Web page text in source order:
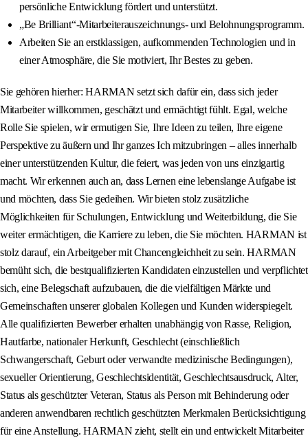
persönliche Entwicklung fördert und unterstützt.
„Be Brilliant“-Mitarbeiterauszeichnungs- und Belohnungsprogramm.
Arbeiten Sie an erstklassigen, aufkommenden Technologien und in
einer Atmosphäre, die Sie motiviert, Ihr Bestes zu geben.
Sie gehören hierher: HARMAN setzt sich dafür ein, dass sich jeder
Mitarbeiter willkommen, geschätzt und ermächtigt fühlt. Egal, welche
Rolle Sie spielen, wir ermutigen Sie, Ihre Ideen zu teilen, Ihre eigene
Perspektive zu äußern und Ihr ganzes Ich mitzubringen – alles innerhalb
einer unterstützenden Kultur, die feiert, was jeden von uns einzigartig
macht. Wir erkennen auch an, dass Lernen eine lebenslange Aufgabe ist
und möchten, dass Sie gedeihen. Wir bieten stolz zusätzliche
Möglichkeiten für Schulungen, Entwicklung und Weiterbildung, die Sie
weiter ermächtigen, die Karriere zu leben, die Sie möchten. HARMAN ist
stolz darauf, ein Arbeitgeber mit Chancengleichheit zu sein. HARMAN
bemüht sich, die bestqualifizierten Kandidaten einzustellen und verpflichtet
sich, eine Belegschaft aufzubauen, die die vielfältigen Märkte und
Gemeinschaften unserer globalen Kollegen und Kunden widerspiegelt.
Alle qualifizierten Bewerber erhalten unabhängig von Rasse, Religion,
Hautfarbe, nationaler Herkunft, Geschlecht (einschließlich
Schwangerschaft, Geburt oder verwandte medizinische Bedingungen),
sexueller Orientierung, Geschlechtsidentität, Geschlechtsausdruck, Alter,
Status als geschützter Veteran, Status als Person mit Behinderung oder
anderen anwendbaren rechtlich geschützten Merkmalen Berücksichtigung
für eine Anstellung. HARMAN zieht, stellt ein und entwickelt Mitarbeiter